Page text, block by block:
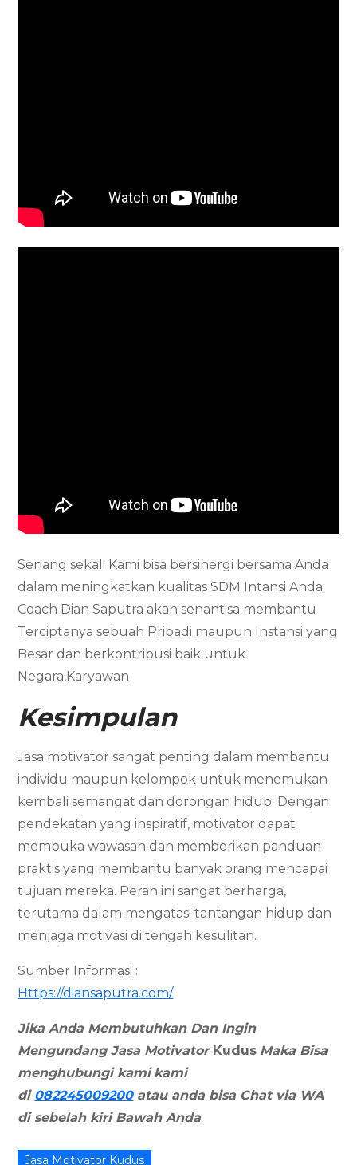
Senang sekali Kami bisa bersinergi bersama Anda
dalam meningkatkan kualitas SDM Intansi Anda.
Coach Dian Saputra akan senantisa membantu
Terciptanya sebuah Pribadi maupun Instansi yang
Besar dan berkontribusi baik untuk
Negara,Karyawan
Kesimpulan
Jasa motivator sangat penting dalam membantu
individu maupun kelompok untuk menemukan
kembali semangat dan dorongan hidup. Dengan
pendekatan yang inspiratif, motivator dapat
membuka wawasan dan memberikan panduan
praktis yang membantu banyak orang mencapai
tujuan mereka. Peran ini sangat berharga,
terutama dalam mengatasi tantangan hidup dan
menjaga motivasi di tengah kesulitan.
Sumber Informasi :
Https://diansaputra.com/
Jika Anda Membutuhkan Dan Ingin
Mengundang Jasa Motivator Kudus Maka Bisa
menghubungi kami kami
di 082245009200atau anda bisa Chat via WA
di sebelah kiri Bawah Anda.
Jasa Motivator Kudus